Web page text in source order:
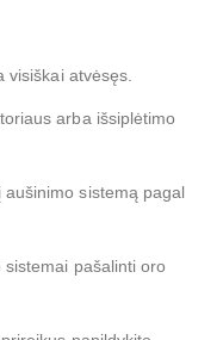
visiškai atvėsęs.
arba išsiplėtimo
sistemą pagal
pašalinti oro